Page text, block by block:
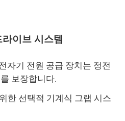
이브 시스템
자기 전원 공급 장치는 정전
보장합니다.
한 선택적 기계식 그랩 시스